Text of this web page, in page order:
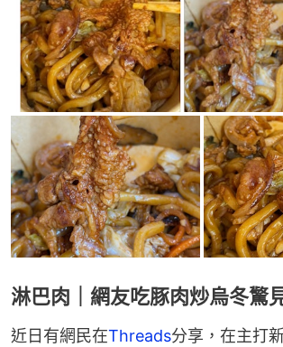
淋巴肉｜網友吃豚肉炒烏冬驚
近日有網民在Threads分享，在主打